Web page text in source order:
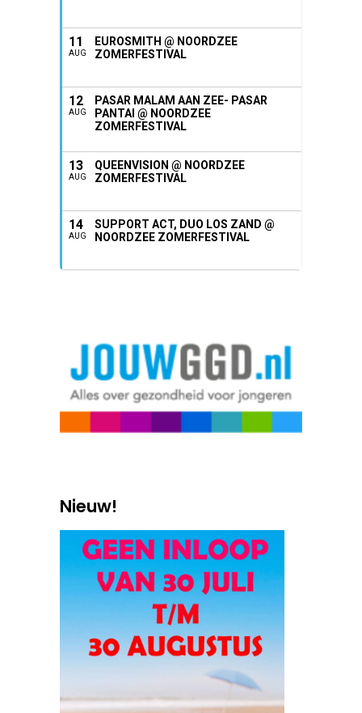
11
AUG
EUROSMITH @ NOORDZEE
ZOMERFESTIVAL
12
AUG
PASAR MALAM AAN ZEE- PASAR
PANTAI @ NOORDZEE
ZOMERFESTIVAL
13
AUG
QUEENVISION @ NOORDZEE
ZOMERFESTIVAL
14
AUG
SUPPORT ACT, DUO LOS ZAND @
NOORDZEE ZOMERFESTIVAL
Nieuw!